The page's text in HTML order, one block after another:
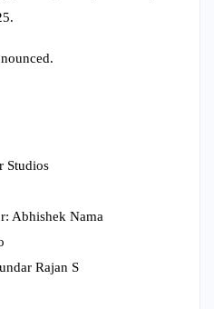
Studios
Abhishek Nama
Rajan S